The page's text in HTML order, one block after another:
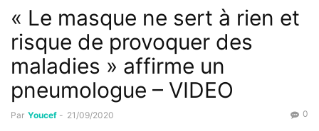
« Le masque ne sert à rien et
risque de provoquer des
maladies » affirme un
pneumologue – VIDEO
Par Youcef - 21/09/2020 0